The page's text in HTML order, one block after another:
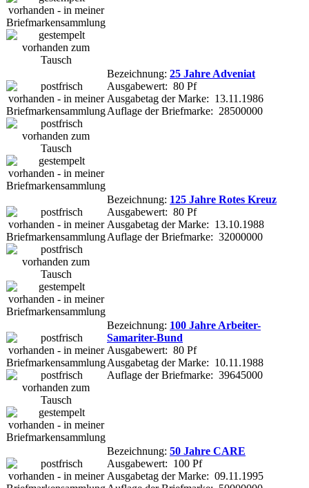
Bezeichnung: 25 Jahre Adveniat
Ausgabewert: 80 Pf
Ausgabetag der Marke: 13.11.1986
Auflage der Briefmarke: 28500000
Bezeichnung: 125 Jahre Rotes Kreuz
Ausgabewert: 80 Pf
Ausgabetag der Marke: 13.10.1988
Auflage der Briefmarke: 32000000
Bezeichnung: 100 Jahre Arbeiter-
Samariter-Bund
Ausgabewert: 80 Pf
Ausgabetag der Marke: 10.11.1988
Auflage der Briefmarke: 39645000
Bezeichnung: 50 Jahre CARE
Ausgabewert: 100 Pf
Ausgabetag der Marke: 09.11.1995